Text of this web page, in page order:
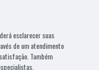
esclarecer suas
de um atendimento
Também